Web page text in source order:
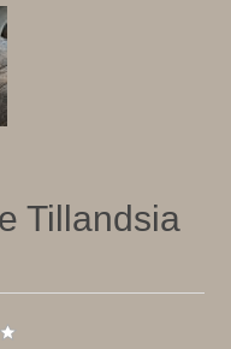
Tillandsia